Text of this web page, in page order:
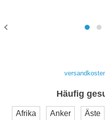
Häufig
Afrika Anker Äste